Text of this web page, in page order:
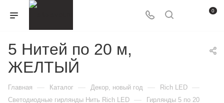
0
5 Нитей по 20 м,
ЖЕЛТЫЙ
Главная — Каталог — Декор, новый год — Rich LED —
Светодиодные гирлянды Нить Rich LED — Гирлянды 5 по 20